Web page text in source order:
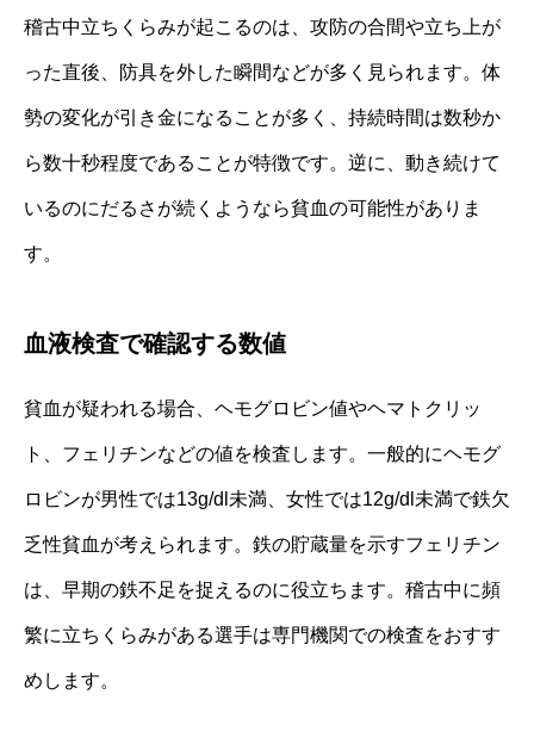
稽古中立ちくらみが起こるのは、攻防の合間や立ち上が
った直後、防具を外した瞬間などが多く見られます。体
勢の変化が引き金になることが多く、持続時間は数秒か
ら数十秒程度であることが特徴です。逆に、動き続けて
いるのにだるさが続くようなら貧血の可能性がありま
す。
血液検査で確認する数値
貧血が疑われる場合、ヘモグロビン値やヘマトクリッ
ト、フェリチンなどの値を検査します。一般的にヘモグ
ロビンが男性では13g/dl未満、女性では12g/dl未満で鉄欠
乏性貧血が考えられます。鉄の貯蔵量を示すフェリチン
は、早期の鉄不足を捉えるのに役立ちます。稽古中に頻
繁に立ちくらみがある選手は専門機関での検査をおすす
めします。